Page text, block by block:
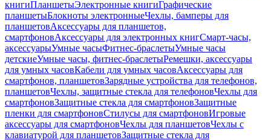
книгиПланшетыЭлектронные книгиГрафические
планшетыБлокноты электронныеЧехлы, бамперы для
планшетовАксессуары для планшетов,
смартфоновАксессуары для электронных книгСмарт-часы,
аксессуарыУмные часыФитнес-браслетыУмные часы
детскиеУмные часы, фитнес-браслетыРемешки, аксессуары
для умных часовКабели для умных часовАксессуары для
смартфонов, планшетовЗарядные устройства для телефонов,
планшетовЧехлы, защитные стекла для телефоновЧехлы для
смартфоновЗащитные стекла для смартфоновЗащитные
пленки для смартфоновСтилусы для смартфоновИгровые
аксессуары для смартфоновЧехлы для планшетовЧехлы с
клавиатурой для планшетовЗащитные стекла для